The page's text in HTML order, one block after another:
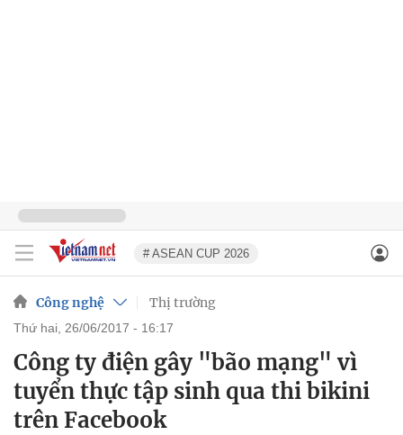
# ASEAN CUP 2026
Công nghệ Thị trường
thứ hai, 26/06/2017 - 16:17
Công ty điện gây "bão mạng" vì
tuyển thực tập sinh qua thi bikini
trên Facebook